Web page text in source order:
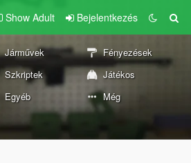
Show Adult Bejelentkezés
Járművek
Fényezések
Szkriptek
Játékos
Egyéb Még